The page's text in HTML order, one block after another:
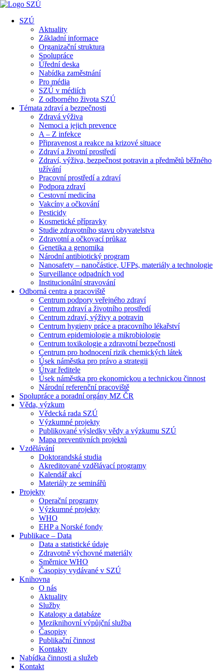
SZÚ
Aktuality
Základní informace
Organizační struktura
Spolupráce
Úřední deska
Nabídka zaměstnání
Pro média
SZÚ v médiích
Z odborného života SZÚ
Témata zdraví a bezpečnosti
Zdravá výživa
Nemoci a jejich prevence
A – Z infekce
Připravenost a reakce na krizové situace
Zdraví a životní prostředí
Zdraví, výživa, bezpečnost potravin a předmětů běžného
užívání
Pracovní prostředí a zdraví
Podpora zdraví
Cestovní medicína
Vakcíny a očkování
Pesticidy
Kosmetické přípravky
Studie zdravotního stavu obyvatelstva
Zdravotní a očkovací průkaz
Genetika a genomika
Národní antibiotický program
Nanosafety – nanočástice, UFPs, materiály a technologie
Surveillance odpadních vod
Institucionální stravování
Odborná centra a pracoviště
Centrum podpory veřejného zdraví
Centrum zdraví a životního prostředí
Centrum zdraví, výživy a potravin
Centrum hygieny práce a pracovního lékařství
Centrum epidemiologie a mikrobiologie
Centrum toxikologie a zdravotní bezpečnosti
Centrum pro hodnocení rizik chemických látek
Úsek náměstka pro právo a strategii
Útvar ředitele
Úsek náměstka pro ekonomickou a technickou činnost
Národní referenční pracoviště
Spolupráce a poradní orgány MZ ČR
Věda, výzkum
Vědecká rada SZÚ
Výzkumné projekty
Publikované výsledky vědy a výzkumu SZÚ
Mapa preventivních projektů
Vzdělávání
Doktorandská studia
Akreditované vzdělávací programy
Kalendář akcí
Materiály ze seminářů
Projekty
Operační programy
Výzkumné projekty
WHO
EHP a Norské fondy
Publikace – Data
Data a statistické údaje
Zdravotně výchovné materiály
Směrnice WHO
Časopisy vydávané v SZÚ
Knihovna
O nás
Aktuality
Služby
Katalogy a databáze
Meziknihovní výpůjční služba
Časopisy
Publikační činnost
Kontakty
Nabídka činnosti a služeb
Kontakt